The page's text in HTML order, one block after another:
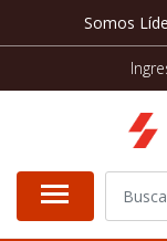
Somos